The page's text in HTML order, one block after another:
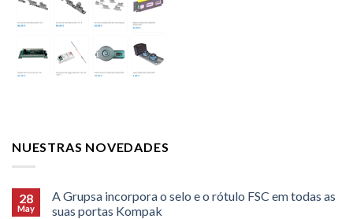
NUESTRAS NOVEDADES
28
May
A Grupsa incorpora o selo e o rótulo FSC em todas as
suas portas Kompak